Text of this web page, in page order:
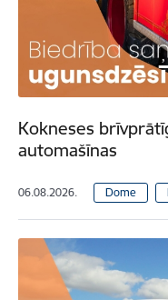
Kokneses
automašīnas
06.08.2026. Dome